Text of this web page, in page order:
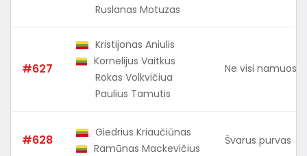
Ruslanas Motuzas
#627
Kristijonas Aniulis
Kornelijus Vaitkus
Rokas Volkvičiua
Paulius Tamutis
Ne visi namuose
#628
Giedrius Kriaučiūnas
Ramūnas Mackevičius
Švarus purvas